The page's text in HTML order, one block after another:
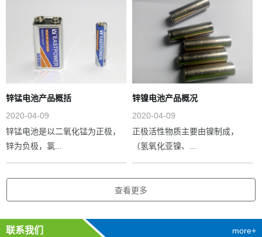
锌锰电池产品概括
2020-04-09
锌锰电池是以二氧化锰为正极，
锌为负极，氯...
锌镍电池产品概况
2020-04-09
正极活性物质主要由镍制成，
（氢氧化亚镍、...
查看更多
联系我们 more+